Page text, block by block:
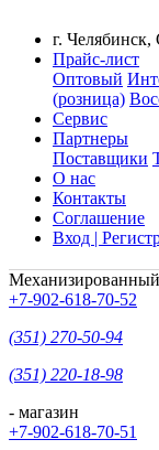
г. Челябинск,
Прайс-лист
Оптовый
(розница)
Сервис
Партнеры
Поставщики
О нас
Контакты
Соглашение
Вход |
+7-902-618-70-52
(351) 270-50-94
(351) 220-18-98
- магазин
+7-902-618-70-51